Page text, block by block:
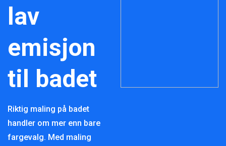
lav
emisjon
til badet
Riktig maling på badet
handler om mer enn bare
fargevalg. Med maling